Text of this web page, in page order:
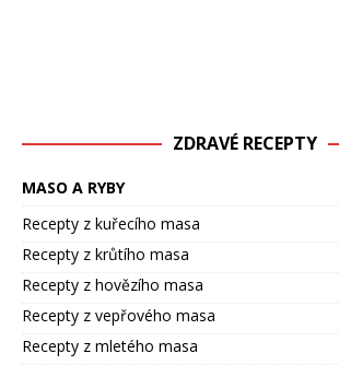
ZDRAVÉ RECEPTY
MASO A RYBY
Recepty z kuřecího masa
Recepty z krůtího masa
Recepty z hovězího masa
Recepty z vepřového masa
Recepty z mletého masa